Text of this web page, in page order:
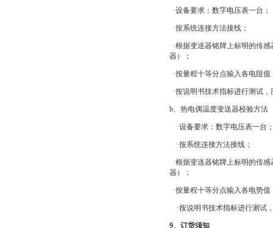
·设备要求：数字电压表一台；
·按系统连接方法接线；
·根据变送器铭牌上标明的传
器）；
·按量程十等分点输入各电阻
·按说明书技术指标进行测试
b、热电偶温度变送器校验方法
·设备要求：数字电压表一台
·按系统连接方法接线；
·根据变送器铭牌上标明的传
器）；
·按量程十等分点输入各电势
·按说明书技术指标进行测试
9、订货须知